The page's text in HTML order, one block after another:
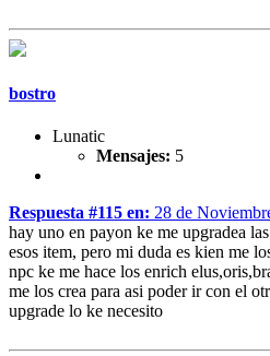
bostro
Lunatic
Mensajes: 5
Respuesta #115 en: 28 de
hay uno en payon ke me upgradea
esos item, pero mi duda es kien me
npc ke me hace los enrich
me los crea para asi poder ir con el
upgrade lo ke necesito